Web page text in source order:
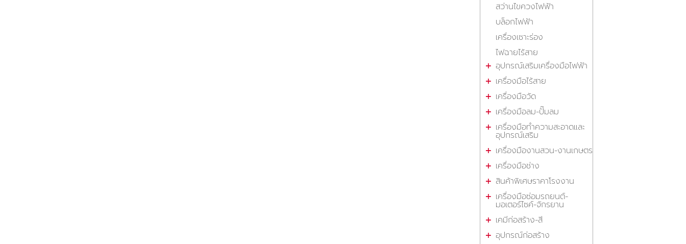
สว่านไขควงไฟฟ้า
บล็อกไฟฟ้า
เครื่องเซาะร่อง
ไฟฉายไร้สาย
อุปกรณ์เสริมเครื่องมือไฟฟ้า
เครื่องมือไร้สาย
เครื่องมือวัด
เครื่องมือลม-ปั๊มลม
เครื่องมือทำความสะอาดและ
อุปกรณ์เสริม
เครื่องมืองานสวน-งานเกษตร
เครื่องมือช่าง
สินค้าพิเศษราคาโรงงาน
เครื่องมือซ่อมรถยนต์-
มอเตอร์ไซค์-จักรยาน
เคมีก่อสร้าง-สี
อุปกรณ์ก่อสร้าง